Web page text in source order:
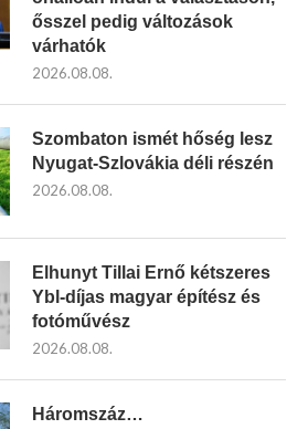
ősszel pedig változások
várhatók
2026.08.08.
Szombaton ismét hőség lesz
Nyugat-Szlovákia déli részén
2026.08.08.
Elhunyt Tillai Ernő kétszeres
Ybl-díjas magyar építész és
fotóművész
2026.08.08.
Háromszáz…